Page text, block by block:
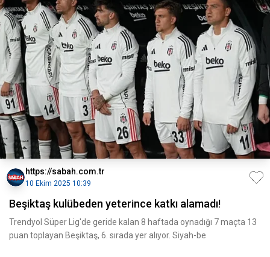
https://sabah.com.tr
10 Ekim 2025 10:39
Beşiktaş kulübeden yeterince katkı alamadı!
Trendyol Süper Lig'de geride kalan 8 haftada oynadığı 7 maçta 13
puan toplayan Beşiktaş, 6. sırada yer alıyor. Siyah-be